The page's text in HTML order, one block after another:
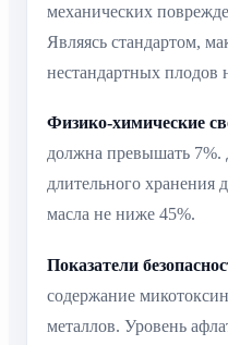
механических
Являясь стандартом,
нестандартных плодов
Физико-химические
должна превышать 7%.
длительного хранения
масла не ниже 45%.
Показатели
содержание
металлов. Уровень